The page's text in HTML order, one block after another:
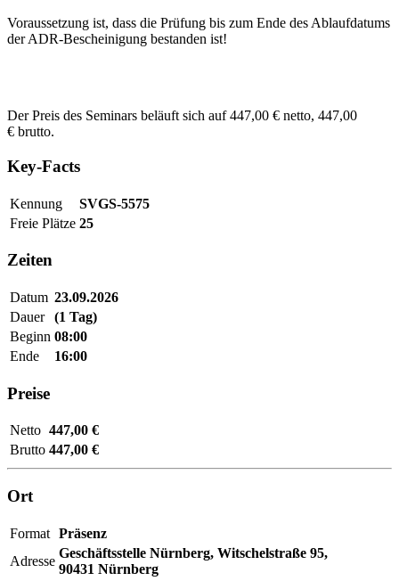
Voraussetzung ist, dass die Prüfung bis zum Ende des Ablaufdatums
der ADR-Bescheinigung bestanden ist!
Der Preis des Seminars beläuft sich auf 447,00 € netto, 447,00
€ brutto.
Key-Facts
Kennung
SVGS-5575
Freie Plätze 25
Zeiten
Datum 23.09.2026
Dauer
(1 Tag)
Beginn 08:00
Ende
16:00
Preise
Netto 447,00 €
Brutto 447,00 €
Ort
Format Präsenz
Adresse
Geschäftsstelle Nürnberg, Witschelstraße 95,
90431 Nürnberg